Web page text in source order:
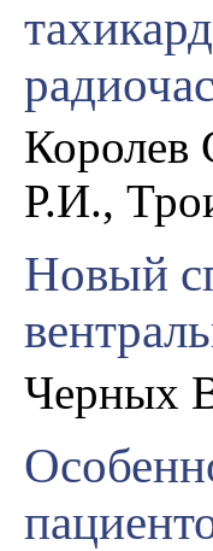
Р.И.,
Новый
Черных